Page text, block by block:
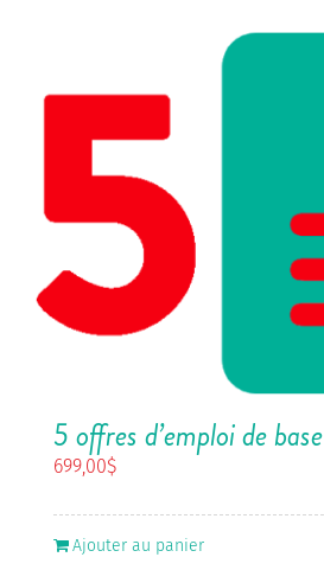
5 offres d’emploi de base
699,00$
Ajouter au panier